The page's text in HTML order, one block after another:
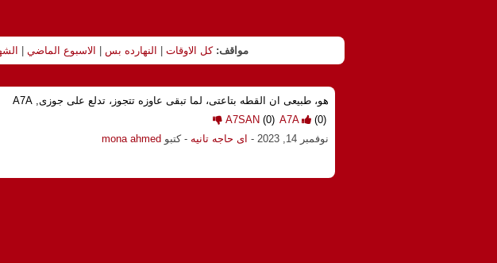
مواقف: كل الاوقات | النهارده بس | الاسبوع الماضي |
هو، طبيعى ان القطه بتاعتى، لما تبقى عاوزه تتجوز، تدلع على جوزى, A7A
A7A
(0)
(0)
A7SAN
نوفمبر 14, 2023
- اى حاجه تانيه - كتبو mona ahmed